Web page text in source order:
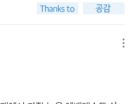
수많은 인연 속에 숨어 있다. 그
이되는 일상에서도, 늘 마주치
있는 것이다. 인생 역전,
나 그 기적을 잡느냐 못잡느냐
한순간> 이 책으로 나는 오늘 하
고 생각했다. 왜냐면 언젠가 나에
이다.